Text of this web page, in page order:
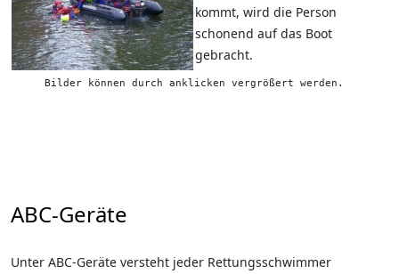
kommt, wird die Person
schonend auf das Boot
gebracht.
Bilder können durch anklicken vergrößert werden.
ABC-Geräte
Unter ABC-Geräte versteht jeder Rettungsschwimmer